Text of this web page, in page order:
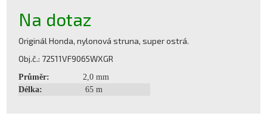
Na dotaz
Originál Honda, nylonová struna, super ostrá.
Obj.č.: 72511VF9065WXGR
Průměr: 2,0 mm
Délka:
65 m